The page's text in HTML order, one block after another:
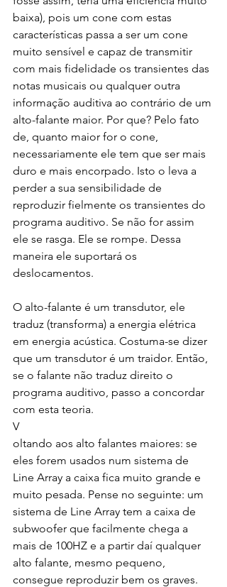
baixa), pois um cone com estas
características passa a ser um cone
muito sensível e capaz de transmitir
com mais fidelidade os transientes das
notas musicais ou qualquer outra
informação auditiva ao contrário de um
alto-falante maior. Por que? Pelo fato
de, quanto maior for o cone,
necessariamente ele tem que ser mais
duro e mais encorpado. Isto o leva a
perder a sua sensibilidade de
reproduzir fielmente os transientes do
programa auditivo. Se não for assim
ele se rasga. Ele se rompe. Dessa
maneira ele suportará os
deslocamentos.
O alto-falante é um transdutor, ele
traduz (transforma) a energia elétrica
em energia acústica. Costuma-se dizer
que um transdutor é um traidor. Então,
se o falante não traduz direito o
programa auditivo, passo a concordar
com esta teoria.
V
oltando aos alto falantes maiores: se
eles forem usados num sistema de
Line Array a caixa fica muito grande e
muito pesada. Pense no seguinte: um
sistema de Line Array tem a caixa de
subwoofer que facilmente chega a
mais de 100HZ e a partir daí qualquer
alto falante, mesmo pequeno,
consegue reproduzir bem os graves.